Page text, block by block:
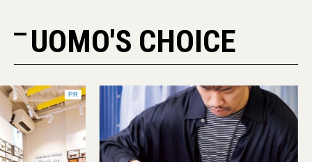
UOMO'S CHOICE
PR